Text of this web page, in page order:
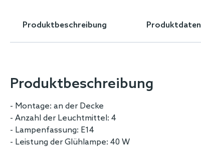
beginning
Produktbeschreibung Produktdaten
Produktbeschreibung
- Montage: an der Decke
- Anzahl der Leuchtmittel: 4
- Lampenfassung: E14
- Leistung der Glühlampe: 40 W